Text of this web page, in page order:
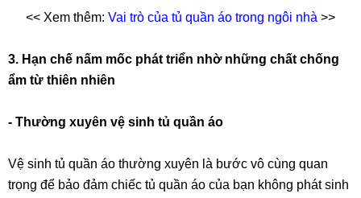
<< Xem thêm: Vai trò của tủ quần áo trong ngôi nhà >>
3. Hạn chế nấm mốc phát triển nhờ những chất chống
ẩm từ thiên nhiên
- Thường xuyên vệ sinh tủ quần áo
Vệ sinh tủ quần áo thường xuyên là bước vô cùng quan
trọng để bảo đảm chiếc tủ quần áo của bạn không phát sinh